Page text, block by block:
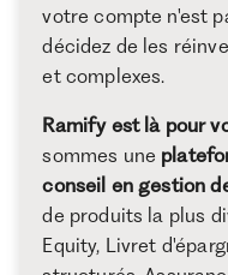
votre compte n'est
décidez de les
et complexes.
Ramify est là pour
sommes une
conseil en gestion
de produits la plus
Equity, Livret